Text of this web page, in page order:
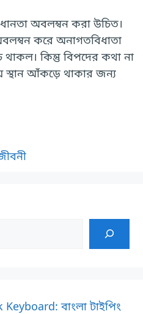
অবলম্বন করা উচিত।
করে অনাগতবিধাতা
থাকল। কিন্তু বিপদের কথা না
স্থান আঁকড়ে থাকার জন্য
বাংলা টাইপিং